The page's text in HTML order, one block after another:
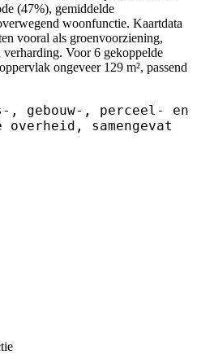
(47%), gemiddelde
woonfunctie. Kaartdata
vooral als groenvoorziening,
Voor 6 gekoppelde
ongeveer 129 m², passend
, gebouw-, perceel- en
overheid, samengevat